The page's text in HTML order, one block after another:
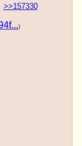
>>157330
)